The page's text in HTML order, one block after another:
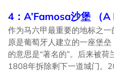
4：A’Famosa沙堡 （A
作为马六甲最重要的地标之
原是葡萄牙人建立的一座堡
的意思是“著名的”。后来被
1808年拆除剩下一道城门。